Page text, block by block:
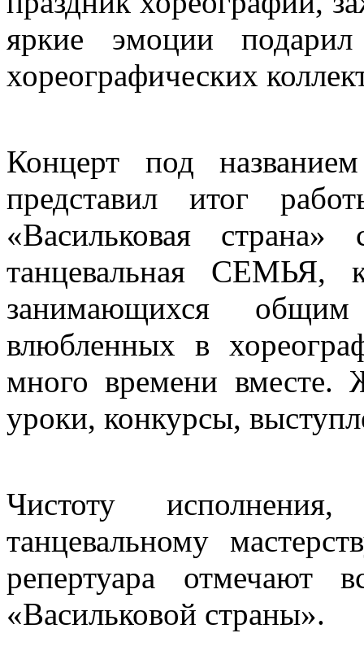
яркие эмоции
хореографических
Концерт под
представил итог
«Васильковая
танцевальная СЕМЬЯ,
занимающихся
влюбленных в
много времени вместе.
уроки, конкурсы,
Чистоту
танцевальному
репертуара отмечают
«Васильковой страны».